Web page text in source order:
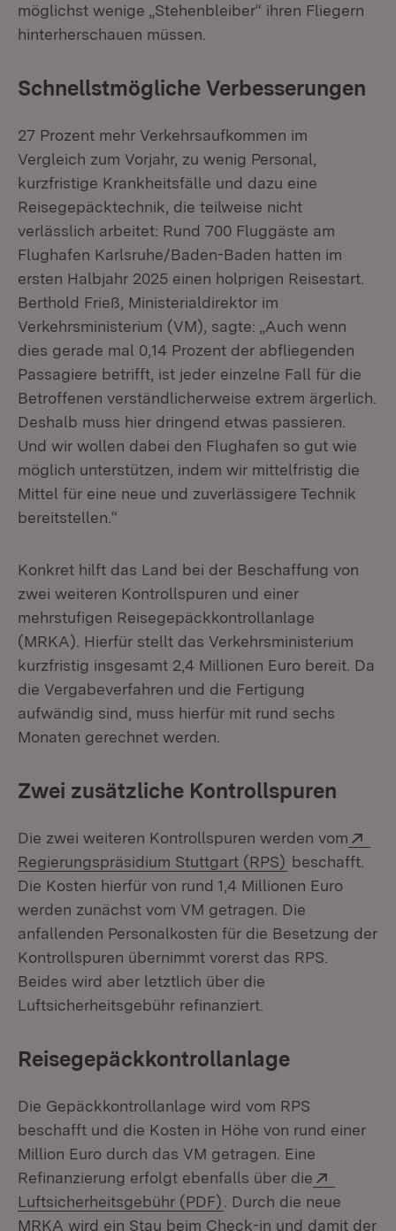
möglichst wenige „Stehenbleiber“ ihren Fliegern
hinterherschauen müssen.
Schnellstmögliche Verbesserungen
27 Prozent mehr Verkehrsaufkommen im
Vergleich zum Vorjahr, zu wenig Personal,
kurzfristige Krankheitsfälle und dazu eine
Reisegepäcktechnik, die teilweise nicht
verlässlich arbeitet: Rund 700 Fluggäste am
Flughafen Karlsruhe/Baden-Baden hatten im
ersten Halbjahr 2025 einen holprigen Reisestart.
Berthold Frieß, Ministerialdirektor im
Verkehrsministerium (VM), sagte: „Auch wenn
dies gerade mal 0,14 Prozent der abfliegenden
Passagiere betrifft, ist jeder einzelne Fall für die
Betroffenen verständlicherweise extrem ärgerlich.
Deshalb muss hier dringend etwas passieren.
Und wir wollen dabei den Flughafen so gut wie
möglich unterstützen, indem wir mittelfristig die
Mittel für eine neue und zuverlässigere Technik
bereitstellen.“
Konkret hilft das Land bei der Beschaffung von
zwei weiteren Kontrollspuren und einer
mehrstufigen Reisegepäckkontrollanlage
(MRKA). Hierfür stellt das Verkehrsministerium
kurzfristig insgesamt 2,4 Millionen Euro bereit. Da
die Vergabeverfahren und die Fertigung
aufwändig sind, muss hierfür mit rund sechs
Monaten gerechnet werden.
Zwei zusätzliche Kontrollspuren
Die zwei weiteren Kontrollspuren werden vom
Regierungspräsidium Stuttgart (RPS) (Öffnet in
beschafft.
Die Kosten hierfür von rund 1,4 Millionen Euro
werden zunächst vom VM getragen. Die
anfallenden Personalkosten für die Besetzung der
Kontrollspuren übernimmt vorerst das RPS.
Beides wird aber letztlich über die
Luftsicherheitsgebühr refinanziert.
Reisegepäckkontrollanlage
Die Gepäckkontrollanlage wird vom RPS
beschafft und die Kosten in Höhe von rund einer
Million Euro durch das VM getragen. Eine
Refinanzierung erfolgt ebenfalls über die
Luftsicherheitsgebühr (PDF) (Öffnet in neuem
. Durch die neue
MRKA wird ein Stau beim Check-in und damit der